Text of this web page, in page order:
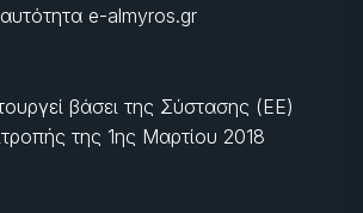
e-almyros.gr
βάσει της Σύστασης (ΕΕ)
της 1ης Μαρτίου 2018